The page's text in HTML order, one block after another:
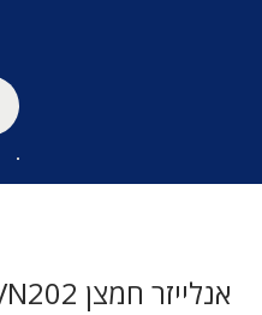
אנלייזר חמצן VN202 מתאם DIN